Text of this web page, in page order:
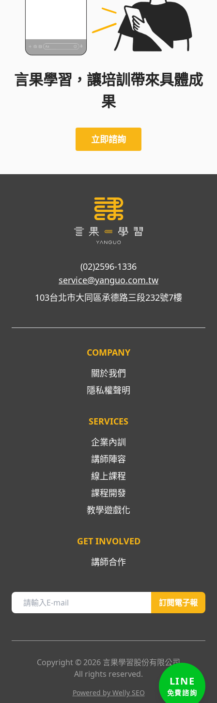
言果學習，讓培訓帶來具體成
果
立即諮詢
LINE
免費諮詢
(02)2596-1336
service@yanguo.com.tw
103台北市大同區承德路三段232號7樓
COMPANY
關於我們
隱私權聲明
SERVICES
企業內訓
講師陣容
線上課程
課程開發
教學遊戲化
GET INVOLVED
講師合作
訂閱電子報
Copyright © 2026 言果學習股份有限公司
All rights reserved.
Powered by Welly SEO